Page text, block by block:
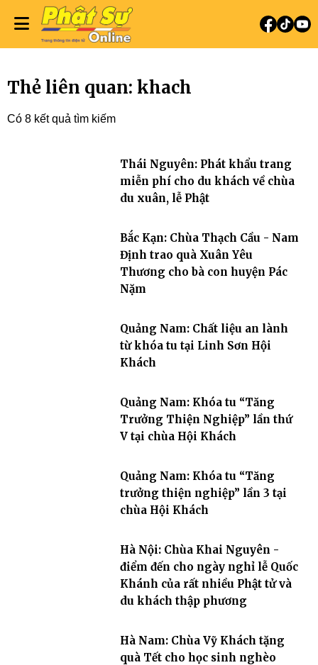
Thẻ liên quan: khach
Có 8 kết quả tìm kiếm
Thái Nguyên: Phát khẩu trang
miễn phí cho du khách về chùa
du xuân, lễ Phật
Bắc Kạn: Chùa Thạch Cầu - Nam
Định trao quà Xuân Yêu
Thương cho bà con huyện Pác
Nặm
Quảng Nam: Chất liệu an lành
từ khóa tu tại Linh Sơn Hội
Khách
Quảng Nam: Khóa tu “Tăng
Trưởng Thiện Nghiệp” lần thứ
V tại chùa Hội Khách
Quảng Nam: Khóa tu “Tăng
trưởng thiện nghiệp” lần 3 tại
chùa Hội Khách
Hà Nội: Chùa Khai Nguyên -
điểm đến cho ngày nghỉ lễ Quốc
Khánh của rất nhiều Phật tử và
du khách thập phương
Hà Nam: Chùa Vỹ Khách tặng
quà Tết cho học sinh nghèo